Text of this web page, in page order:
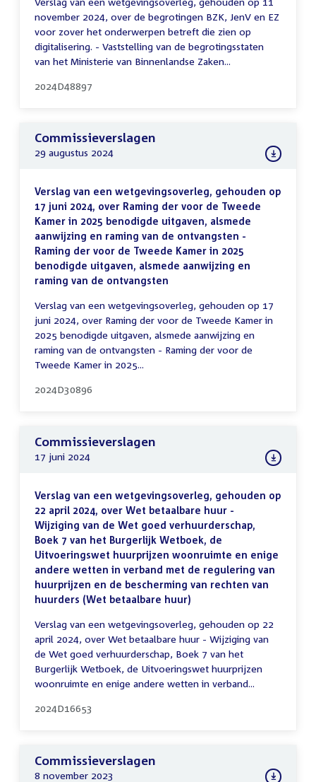
november 2024, over de begrotingen BZK, JenV en EZ
voor zover het onderwerpen betreft die zien op
digitalisering. - Vaststelling van de begrotingsstaten
van het Ministerie van Binnenlandse Zaken...
2024D48897
Commissieverslagen
29 augustus 2024
Verslag van een wetgevingsoverleg, gehouden op
17 juni 2024, over Raming der voor de Tweede
Kamer in 2025 benodigde uitgaven, alsmede
aanwijzing en raming van de ontvangsten -
Raming der voor de Tweede Kamer in 2025
benodigde uitgaven, alsmede aanwijzing en
raming van de ontvangsten
Verslag van een wetgevingsoverleg, gehouden op 17
juni 2024, over Raming der voor de Tweede Kamer in
2025 benodigde uitgaven, alsmede aanwijzing en
raming van de ontvangsten - Raming der voor de
Tweede Kamer in 2025...
2024D30896
Commissieverslagen
17 juni 2024
Verslag van een wetgevingsoverleg, gehouden op
22 april 2024, over Wet betaalbare huur -
Wijziging van de Wet goed verhuurderschap,
Boek 7 van het Burgerlijk Wetboek, de
Uitvoeringswet huurprijzen woonruimte en enige
andere wetten in verband met de regulering van
huurprijzen en de bescherming van rechten van
huurders (Wet betaalbare huur)
Verslag van een wetgevingsoverleg, gehouden op 22
april 2024, over Wet betaalbare huur - Wijziging van
de Wet goed verhuurderschap, Boek 7 van het
Burgerlijk Wetboek, de Uitvoeringswet huurprijzen
woonruimte en enige andere wetten in verband...
2024D16653
Commissieverslagen
8 november 2023